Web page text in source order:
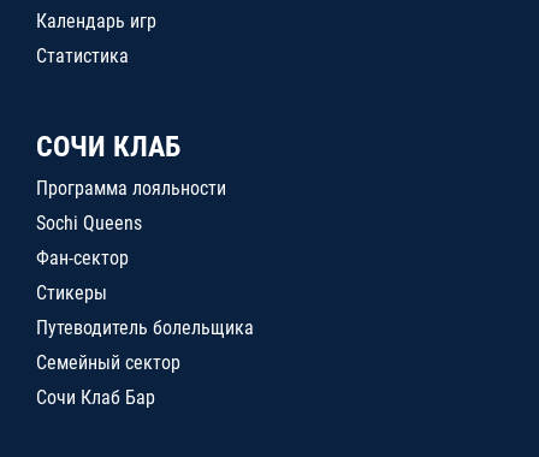
Календарь игр
Статистика
СОЧИ КЛАБ
Программа лояльности
Sochi Queens
Фан-сектор
Стикеры
Путеводитель болельщика
Семейный сектор
Сочи Клаб Бар